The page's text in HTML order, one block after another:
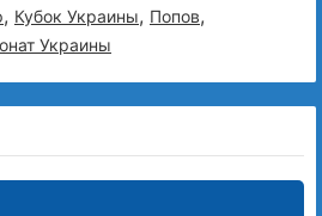
, Кубок Украины, Попов,
Украины